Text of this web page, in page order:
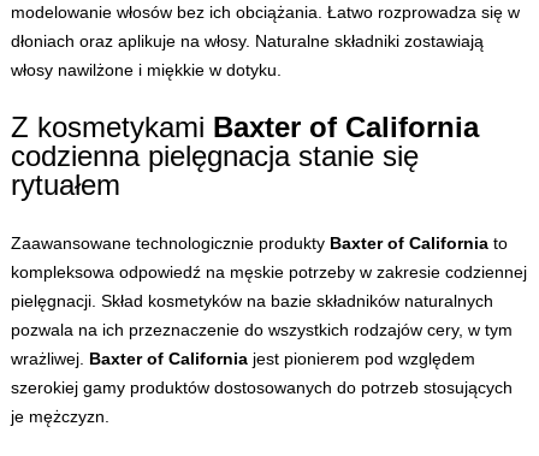
modelowanie włosów bez ich obciążania. Łatwo rozprowadza się w
dłoniach oraz aplikuje na włosy. Naturalne składniki zostawiają
włosy nawilżone i miękkie w dotyku.
Z kosmetykami Baxter of California
codzienna pielęgnacja stanie się
rytuałem
Zaawansowane technologicznie produkty Baxter of Californiato
kompleksowa odpowiedź na męskie potrzeby w zakresie codziennej
pielęgnacji. Skład kosmetyków na bazie składników naturalnych
pozwala na ich przeznaczenie do wszystkich rodzajów cery, w tym
wrażliwej. Baxter of Californiajest pionierem pod względem
szerokiej gamy produktów dostosowanych do potrzeb stosujących
je mężczyzn.